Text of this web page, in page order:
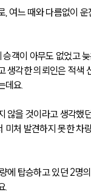
, 여느 때와 다름없이 운
객이 아무도 없었고
생각한 의뢰인은 적색
데요.
않을 것이라고 생각했
미처 발견하지 못한 차
에 탑승하고 있던 2명
.